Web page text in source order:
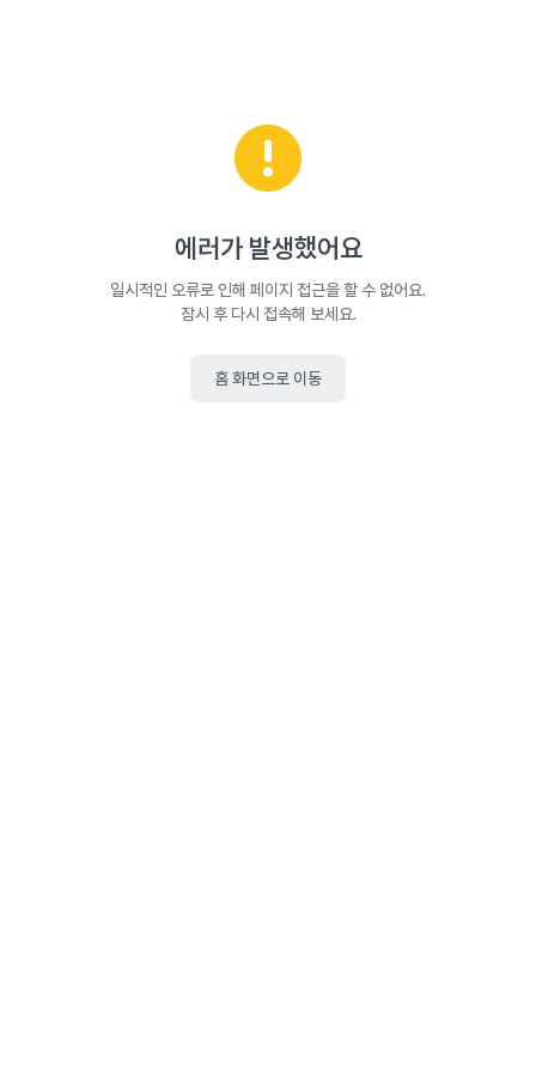
에러가 발생했어요
일시적인 오류로 인해 페이지 접근을 할 수 없어요.
잠시 후 다시 접속해 보세요.
홈 화면으로 이동